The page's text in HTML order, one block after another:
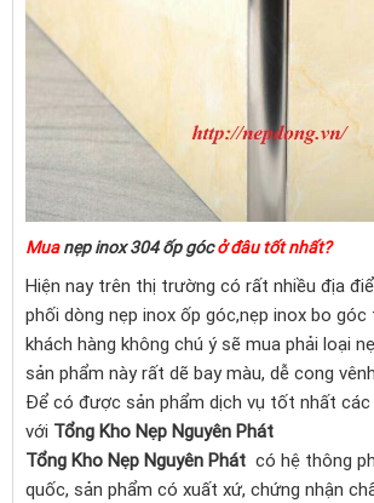
Muanẹp inox 304 ốp gócở đâu tốt nhất?
Hiện nay trên thị trường có rất nhiều địa
phối dòng nẹp inox ốp góc,nẹp inox bo góc
khách hàng không chú ý sẽ mua phải loại
sản phẩm này rất dẽ bay màu, dễ cong
Để có được sản phẩm dịch vụ tốt nhất các
với Tổng Kho Nẹp Nguyên Phát
Tổng Kho Nẹp Nguyên Phát có hệ thông
quốc, sản phẩm có xuất xứ, chứng nhận